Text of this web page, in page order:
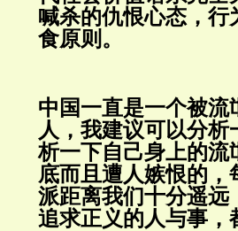
喊杀的仇恨心态，
食原则。
中国一直是一个被
人，我建议可以分
析一下自己身上的流
底而且遭人嫉恨的
派距离我们十分遥远
追求正义的人与事，